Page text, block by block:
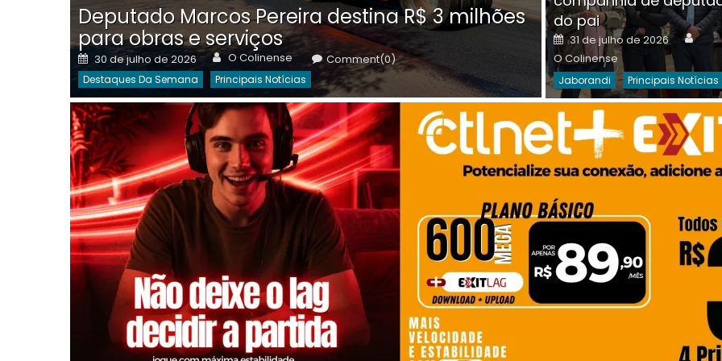
Deputado Marcos Pereira destina R$ 3 milhões
para obras e serviços
Posted
on
30 de julho de 2026 Author
O Colinense Comment(0)
Destaques Da Semana Principais Notícias
on
30 de julho de 2026 O
Destaques Da Semana
do pai
Posted
on
31 de julho de 2026
O Colinense
Jaborandi Principais Notícias